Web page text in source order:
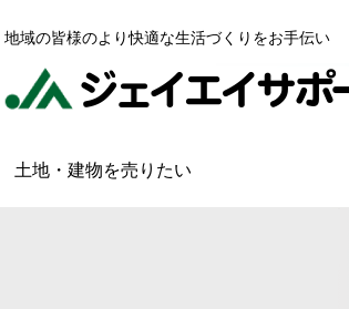
地域の皆様のより快適な生活づくりをお手伝い
土地・建物を売りたい